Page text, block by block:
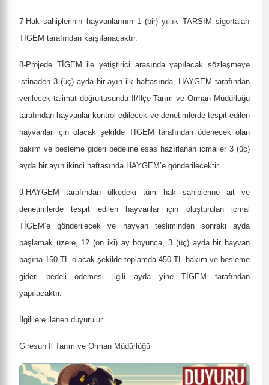
7-Hak sahiplerinin hayvanlarının 1 (bir) yıllık TARSİM sigortaları
TİGEM tarafından karşılanacaktır.
8-Projede TİGEM ile yetiştirici arasında yapılacak sözleşmeye
istinaden 3 (üç) ayda bir ayın ilk haftasında, HAYGEM tarafından
verilecek talimat doğrultusunda İl/İlçe Tarım ve Orman Müdürlüğü
tarafından hayvanlar kontrol edilecek ve denetimlerde tespit edilen
hayvanlar için olacak şekilde TİGEM tarafından ödenecek olan
bakım ve besleme gideri bedeline esas hazırlanan icmaller 3 (üç)
ayda bir ayın ikinci haftasında HAYGEM’e gönderilecektir.
9-HAYGEM tarafından ülkedeki tüm hak sahiplerine ait ve
denetimlerde tespit edilen hayvanlar için oluşturulan icmal
TİGEM’e gönderilecek ve hayvan tesliminden sonraki ayda
başlamak üzere, 12 (on iki) ay boyunca, 3 (üç) ayda bir hayvan
başına 150 TL olacak şekilde toplamda 450 TL bakım ve besleme
gideri bedeli ödemesi ilgili ayda yine TİGEM tarafından
yapılacaktır.
İlgililere ilanen duyurulur.
Giresun İl Tarım ve Orman Müdürlüğü